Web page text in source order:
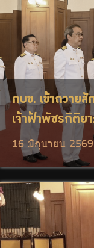
กบข. เข้าถวายสั
เจ้าฟ้าพัชรกิติยา
16 มิถุนายน 2569